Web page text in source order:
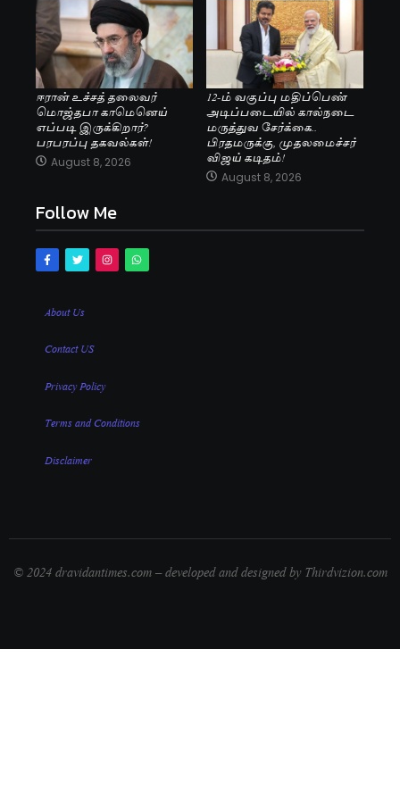
ஈரான் உச்சத் தலைவர்
மொஜ்தபா காமெனெய்
எப்படி இருக்கிறார்?
பரபரப்பு தகவல்கள்!
August 8, 2026
12-ம் வகுப்பு மதிப்பெண்
அடிப்படையில் கால்நடை
மருத்துவ சேர்க்கை..
பிரதமருக்கு, முதலமைச்சர்
விஜய் கடிதம்!
August 8, 2026
Follow Me
About Us
Contact US
Privacy Policy
Terms and Conditions
Disclaimer
© 2024 dravidantimes.com – developed and designed by Thirdvizion.com